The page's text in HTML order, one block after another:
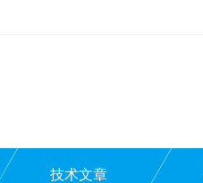
技术文章